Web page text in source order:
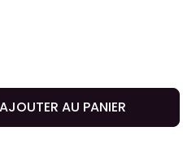
AJOUTER AU PANIER